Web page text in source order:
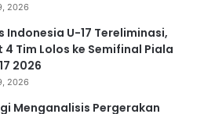
2026
Indonesia U-17 Tereliminasi,
4 Tim Lolos ke Semifinal Piala
2026
2026
Menganalisis Pergerakan